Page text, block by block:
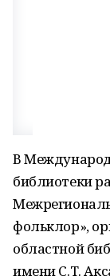
В
библиотеки
фольклор»,
областной
имени С.Т.